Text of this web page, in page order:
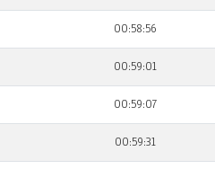
00:58:56
00:59:01
00:59:07
00:59:31